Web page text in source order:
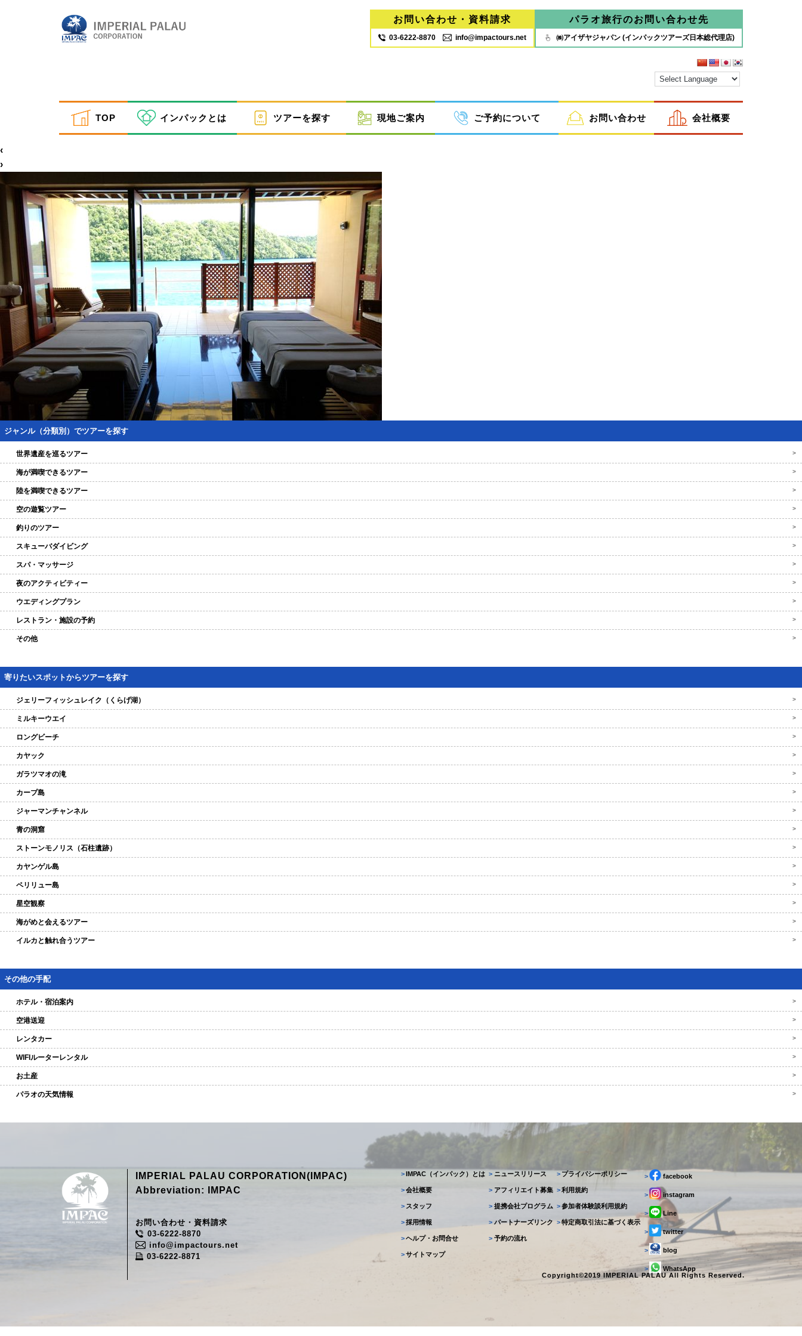
お問い合わせ・資料請求
03‐6222‐8870 info@impactours.net
パラオ旅行のお問い合わせ先
㈱アイザヤジャパン (インパックツアーズ日本総代理店)
TOP インパックとは ツアーを探す 現地ご案内 ご予約について お問い合わせ 会社概要
|
2021年3月4日
Return to おまかせプラン！カップルはコレで決まりツアーパック
‹
›
ジャンル（分類別）でツアーを探す
世界遺産を巡るツアー >
海が満喫できるツアー >
陸を満喫できるツアー >
空の遊覧ツアー >
釣りのツアー >
スキューバダイビング >
スパ・マッサージ >
夜のアクティビティー >
ウエディングプラン >
レストラン・施設の予約 >
その他 >
寄りたいスポットからツアーを探す
ジェリーフィッシュレイク（くらげ湖） >
ミルキーウエイ >
ロングビーチ >
カヤック >
ガラツマオの滝 >
カープ島 >
ジャーマンチャンネル >
青の洞窟 >
ストーンモノリス（石柱遺跡） >
カヤンゲル島 >
ペリリュー島 >
星空観察 >
海がめと会えるツアー >
イルカと触れ合うツアー >
その他の手配
ホテル・宿泊案内 >
空港送迎 >
レンタカー >
WIFIルーターレンタル >
お土産 >
パラオの天気情報 >
IMPERIAL PALAU CORPORATION(IMPAC)
Abbreviation: IMPAC
お問い合わせ・資料請求
03-6222-8870
info@impactours.net
03-6222-8871
> IMPAC（インパック）とは
>会社概要
> スタッフ
>採用情報
>ヘルプ・お問合せ
>サイトマップ
> ニュースリリース
> アフィリエイト募集
> 提携会社プログラム
> パートナーズリンク
> 予約の流れ
> プライバシーポリシー
>利用規約
>参加者体験談利用規約
>特定商取引法に基づく表示
> facebook
> instagram
> Line
> twitter
> blog
>
WhatsApp
Copyright©2019 IMPERIAL PALAU All Rights Reserved.